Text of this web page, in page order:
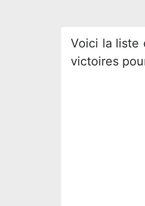
Voici la liste
victoires